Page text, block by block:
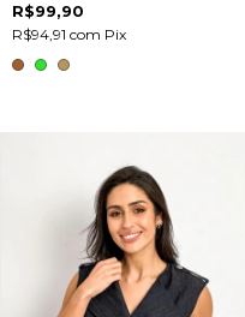
R$99,90
R$94,91 com Pix